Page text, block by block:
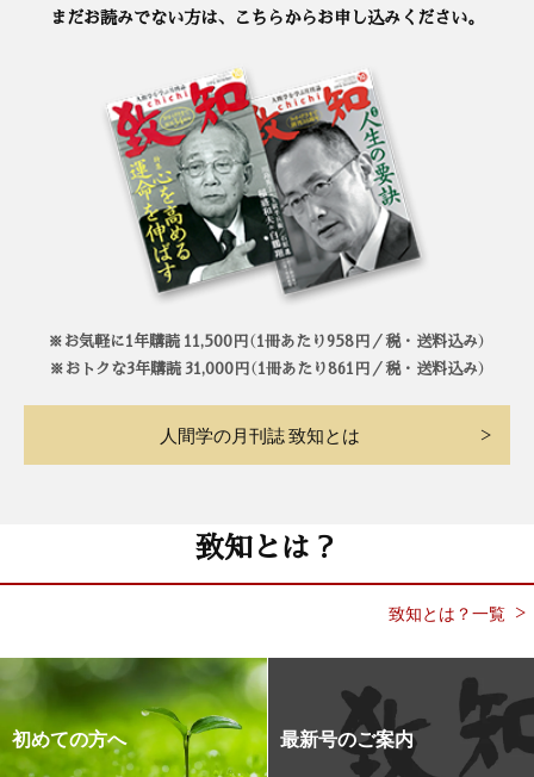
まだお読みでない方は、こちらからお申し込みください。
※お気軽に1年購読 11,500円（1冊あたり958円／税・送料込み）
※おトクな3年購読 31,000円（1冊あたり861円／税・送料込み）
人間学の月刊誌 致知とは
致知とは？
致知とは？一覧
初めての方へ 最新号のご案内